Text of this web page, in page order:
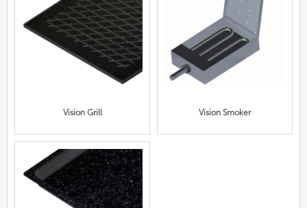
Vision Grill Vision Smoker